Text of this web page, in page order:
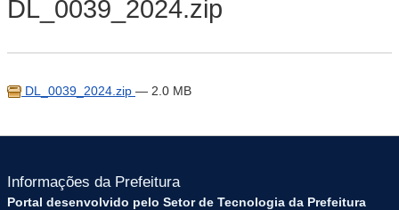
DL_0039_2024.zip
DL_0039_2024.zip — 2.0 MB
Informações da Prefeitura
Portal desenvolvido pelo Setor de Tecnologia da Prefeitura